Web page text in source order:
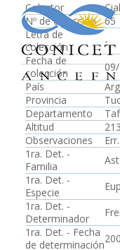
Colector
Nº de colección
65
Letra de
colección
-
Fecha de
colección
País
Provincia
Departamento
Altitud
Observaciones
1ra. Det. -
Familia
1ra. Det. -
Especie
1ra. Det. -
Determinador
1ra. Det. - Fecha
de determinación